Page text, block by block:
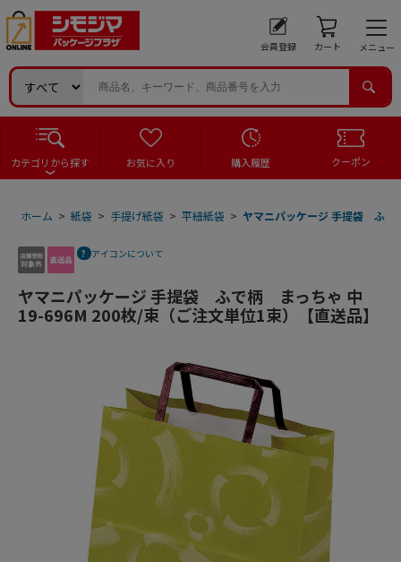
会員登録 カート メニュー
カテゴリから探す お気に入り 購入履歴 クーポン
ホーム > 紙袋 > 手提げ紙袋 > 平紐紙袋 > ヤマニパッケージ 手提袋 ふで
アイコンについて
ヤマニパッケージ 手提袋 ふで柄 まっちゃ 中
19-696M 200枚/束（ご注文単位1束）【直送品】